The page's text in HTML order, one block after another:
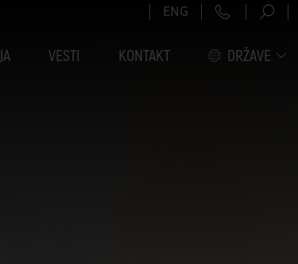
ENG +381 11
VESTI KONTAKT DRŽAVE